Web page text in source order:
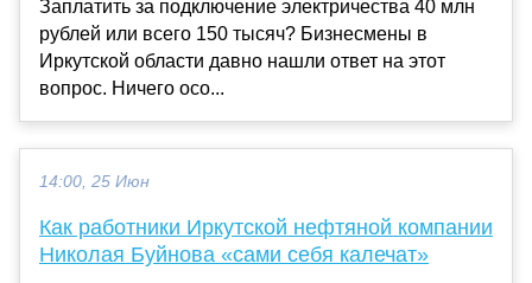
Заплатить за подключение электричества 40 млн
рублей или всего 150 тысяч? Бизнесмены в
Иркутской области давно нашли ответ на этот
вопрос. Ничего осо...
14:00, 25 Июн
Как работники Иркутской нефтяной компании
Николая Буйнова «сами себя калечат»